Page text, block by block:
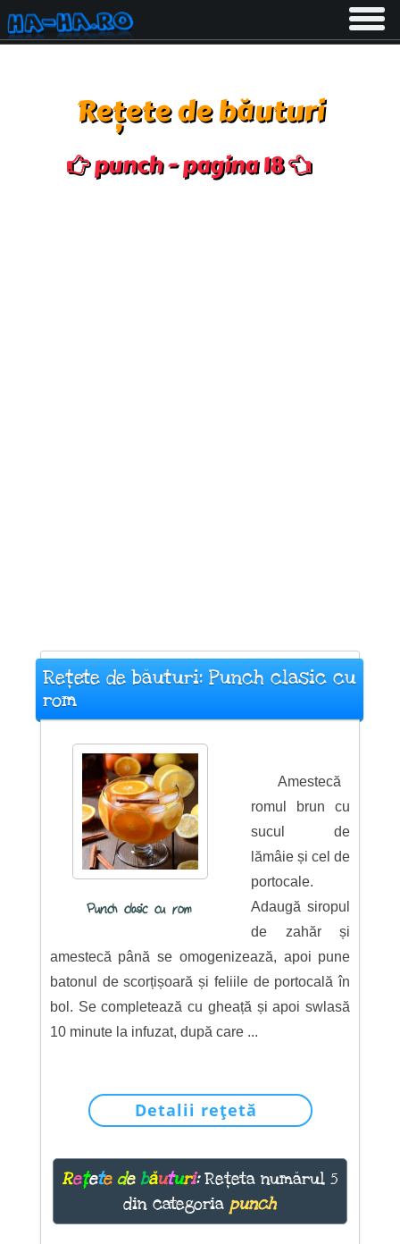
Toggle
Rețete de băuturi
punch - pagina 18
Rețete de băuturi: Punch clasic cu
rom
Punch clasic cu rom
Amestecă
romul brun cu
sucul de
lămâie și cel de
portocale.
Adaugă siropul
de zahăr și
amestecă până se omogenizează, apoi pune
batonul de scorțișoară și feliile de portocală în
bol. Se completează cu gheață și apoi swlasă
10 minute la infuzat, după care ...
Detalii rețetă
Rețete de băuturi:Rețeta numărul 5
din categoriapunch